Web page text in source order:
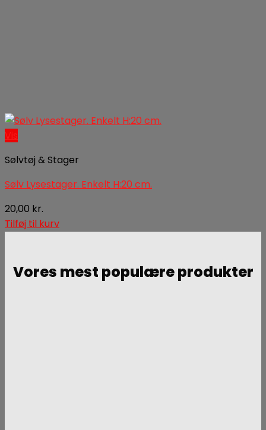
Sølvtøj & Stager
Sølv Lysestager. Enkelt H:20 cm.
20,00 kr.
Tilføj til kurv
Vores mest populære produkter